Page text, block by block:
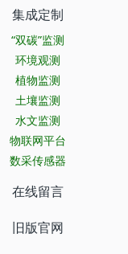
集成定制
“双碳”监测
环境观测
植物监测
土壤监测
水文监测
物联网平台
数采传感器
在线留言
旧版官网